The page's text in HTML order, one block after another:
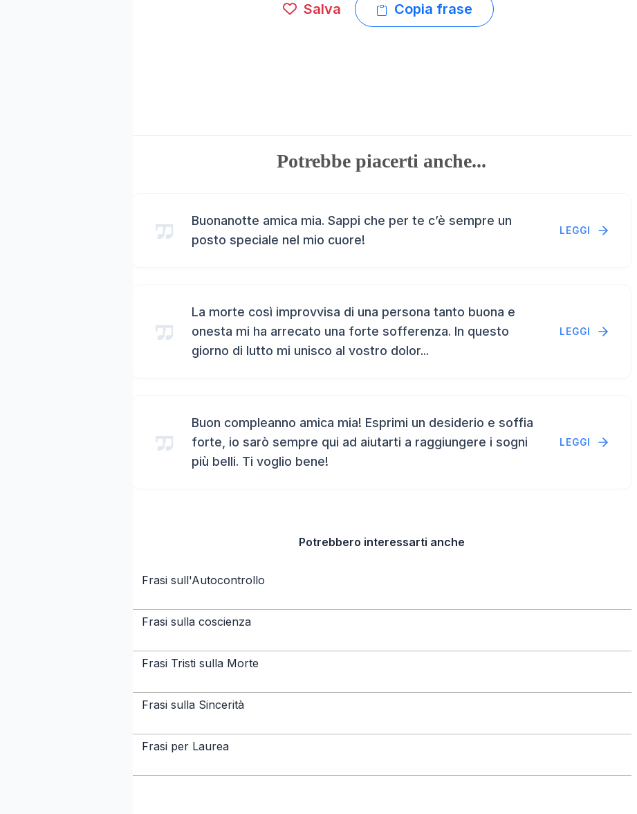
Salva Copia frase
Potrebbe piacerti anche...
Buonanotte amica mia. Sappi che per te c’è sempre un
posto speciale nel mio cuore!
LEGGI
La morte così improvvisa di una persona tanto buona e
onesta mi ha arrecato una forte sofferenza. In questo
giorno di lutto mi unisco al vostro dolor...
LEGGI
Buon compleanno amica mia! Esprimi un desiderio e soffia
forte, io sarò sempre qui ad aiutarti a raggiungere i sogni
più belli. Ti voglio bene!
LEGGI
Potrebbero interessarti anche
Frasi sull'Autocontrollo
Frasi sulla coscienza
Frasi Tristi sulla Morte
Frasi sulla Sincerità
Frasi per Laurea